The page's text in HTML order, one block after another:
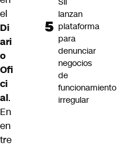
el
Di
ari
o
Ofi
ci
al.
En
en
tre
lanzan
plataforma
para
denunciar
negocios
de
funcionamiento
irregular